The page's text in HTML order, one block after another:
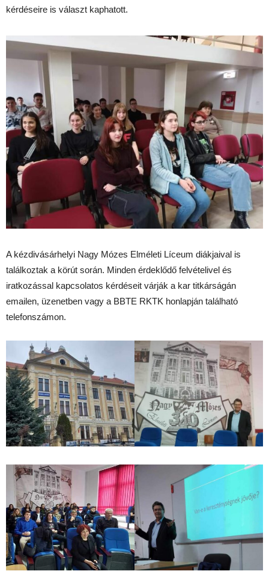
kérdéseire is választ kaphatott.
A kézdivásárhelyi Nagy Mózes Elméleti Líceum diákjaival is
találkoztak a körút során. Minden érdeklődő felvételivel és
iratkozással kapcsolatos kérdéseit várják a kar titkárságán
emailen, üzenetben vagy a BBTE RKTK honlapján található
telefonszámon.